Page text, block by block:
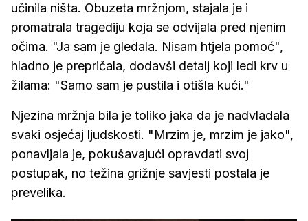
učinila ništa. Obuzeta mržnjom, stajala je i
promatrala tragediju koja se odvijala pred njenim
očima. "Ja sam je gledala. Nisam htjela pomoć",
hladno je prepričala, dodavši detalj koji ledi krv u
žilama: "Samo sam je pustila i otišla kući."
Njezina mržnja bila je toliko jaka da je nadvladala
svaki osjećaj ljudskosti. "Mrzim je, mrzim je jako",
ponavljala je, pokušavajući opravdati svoj
postupak, no težina grižnje savjesti postala je
prevelika.